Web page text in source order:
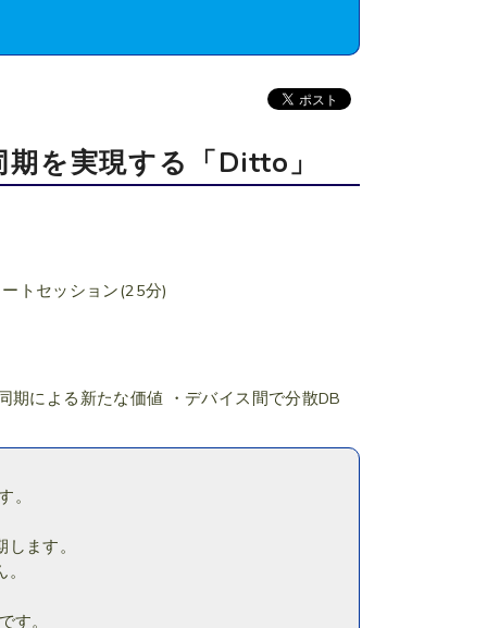
を実現する「Ditto」
トセッション(25分)
期による新たな価値 ・デバイス間で分散DB
。
ます。
す。